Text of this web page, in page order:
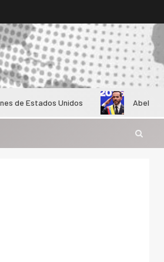
Unidos Abelardo de la